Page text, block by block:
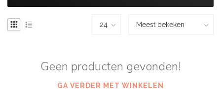
Geen producten gevonden!
GA VERDER MET WINKELEN